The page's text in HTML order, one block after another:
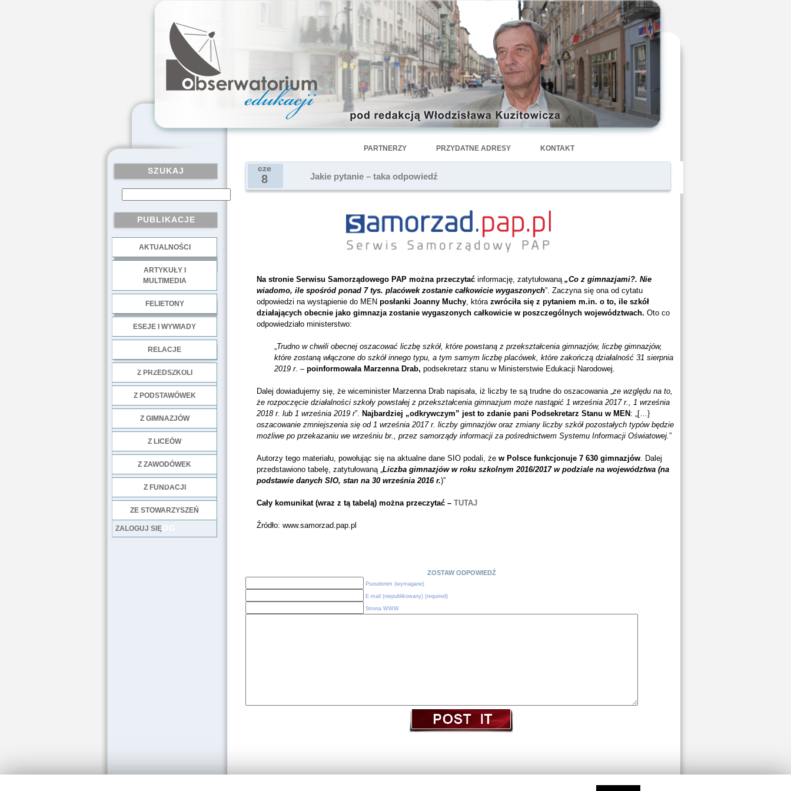
PARTNERZY PRZYDATNE ADRESY KONTAKT
SZUKAJ
PUBLIKACJE
AKTUALNOŚCI
ARTYKUŁY I
MULTIMEDIA
FELIETONY
ESEJE I WYWIADY
RELACJE
Z PRZEDSZKOLI
Z PODSTAWÓWEK
Z GIMNAZJÓW
Z LICEÓW
Z ZAWODÓWEK
Z FUNDACJI
ZE STOWARZYSZEŃ
LOG
ZALOGUJ SIĘ
cze
8 Jakie pytanie – taka odpowiedź
Na stronie Serwisu Samorządowego PAP można przeczytaćinformację, zatytułowaną „Co z gimnazjami?. Nie
wiadomo, ile spośród ponad 7 tys. placówek zostanie całkowicie wygaszonych”. Zaczyna się ona od cytatu
odpowiedzi na wystąpienie do MEN posłanki Joanny Muchy, która zwróciła się z pytaniem m.in. o to, ile szkół
działających obecnie jako gimnazja zostanie wygaszonych całkowicie w poszczególnych województwach. Oto co
odpowiedziało ministerstwo:
„Trudno w chwili obecnej oszacować liczbę szkół, które powstaną z przekształcenia gimnazjów, liczbę gimnazjów,
które zostaną włączone do szkół innego typu, a tym samym liczbę placówek, które zakończą działalność 31 sierpnia
2019 r. – poinformowała Marzenna Drab, podsekretarz stanu w Ministerstwie Edukacji Narodowej.
Dalej dowiadujemy się, że wiceminister Marzenna Drab napisała, iż liczby te są trudne do oszacowania „ze względu na to,
że rozpoczęcie działalności szkoły powstałej z przekształcenia gimnazjum może nastąpić 1 września 2017 r., 1 września
2018 r. lub 1 września 2019 r”. Najbardziej „odkrywczym” jest to zdanie pani Podsekretarz Stanu w MEN : „[…}
oszacowanie zmniejszenia się od 1 września 2017 r. liczby gimnazjów oraz zmiany liczby szkół pozostałych typów będzie
możliwe po przekazaniu we wrześniu br., przez samorządy informacji za pośrednictwem Systemu Informacji Oświatowej.”
Autorzy tego materiału, powołując się na aktualne dane SIO podali, że w Polsce funkcjonuje 7 630 gimnazjów. Dalej
przedstawiono tabelę, zatytułowaną „Liczba gimnazjów w roku szkolnym 2016/2017 w podziale na województwa (na
podstawie danych SIO, stan na 30 września 2016 r.)”
Cały komunikat (wraz z tą tabelą) można przeczytać –TUTAJ
Źródło: www.samorzad.pap.pl
ZOSTAW ODPOWIEDŹ
Pseudonim (wymagane)
E-mail (niepublikowany) (required)
Strona WWW